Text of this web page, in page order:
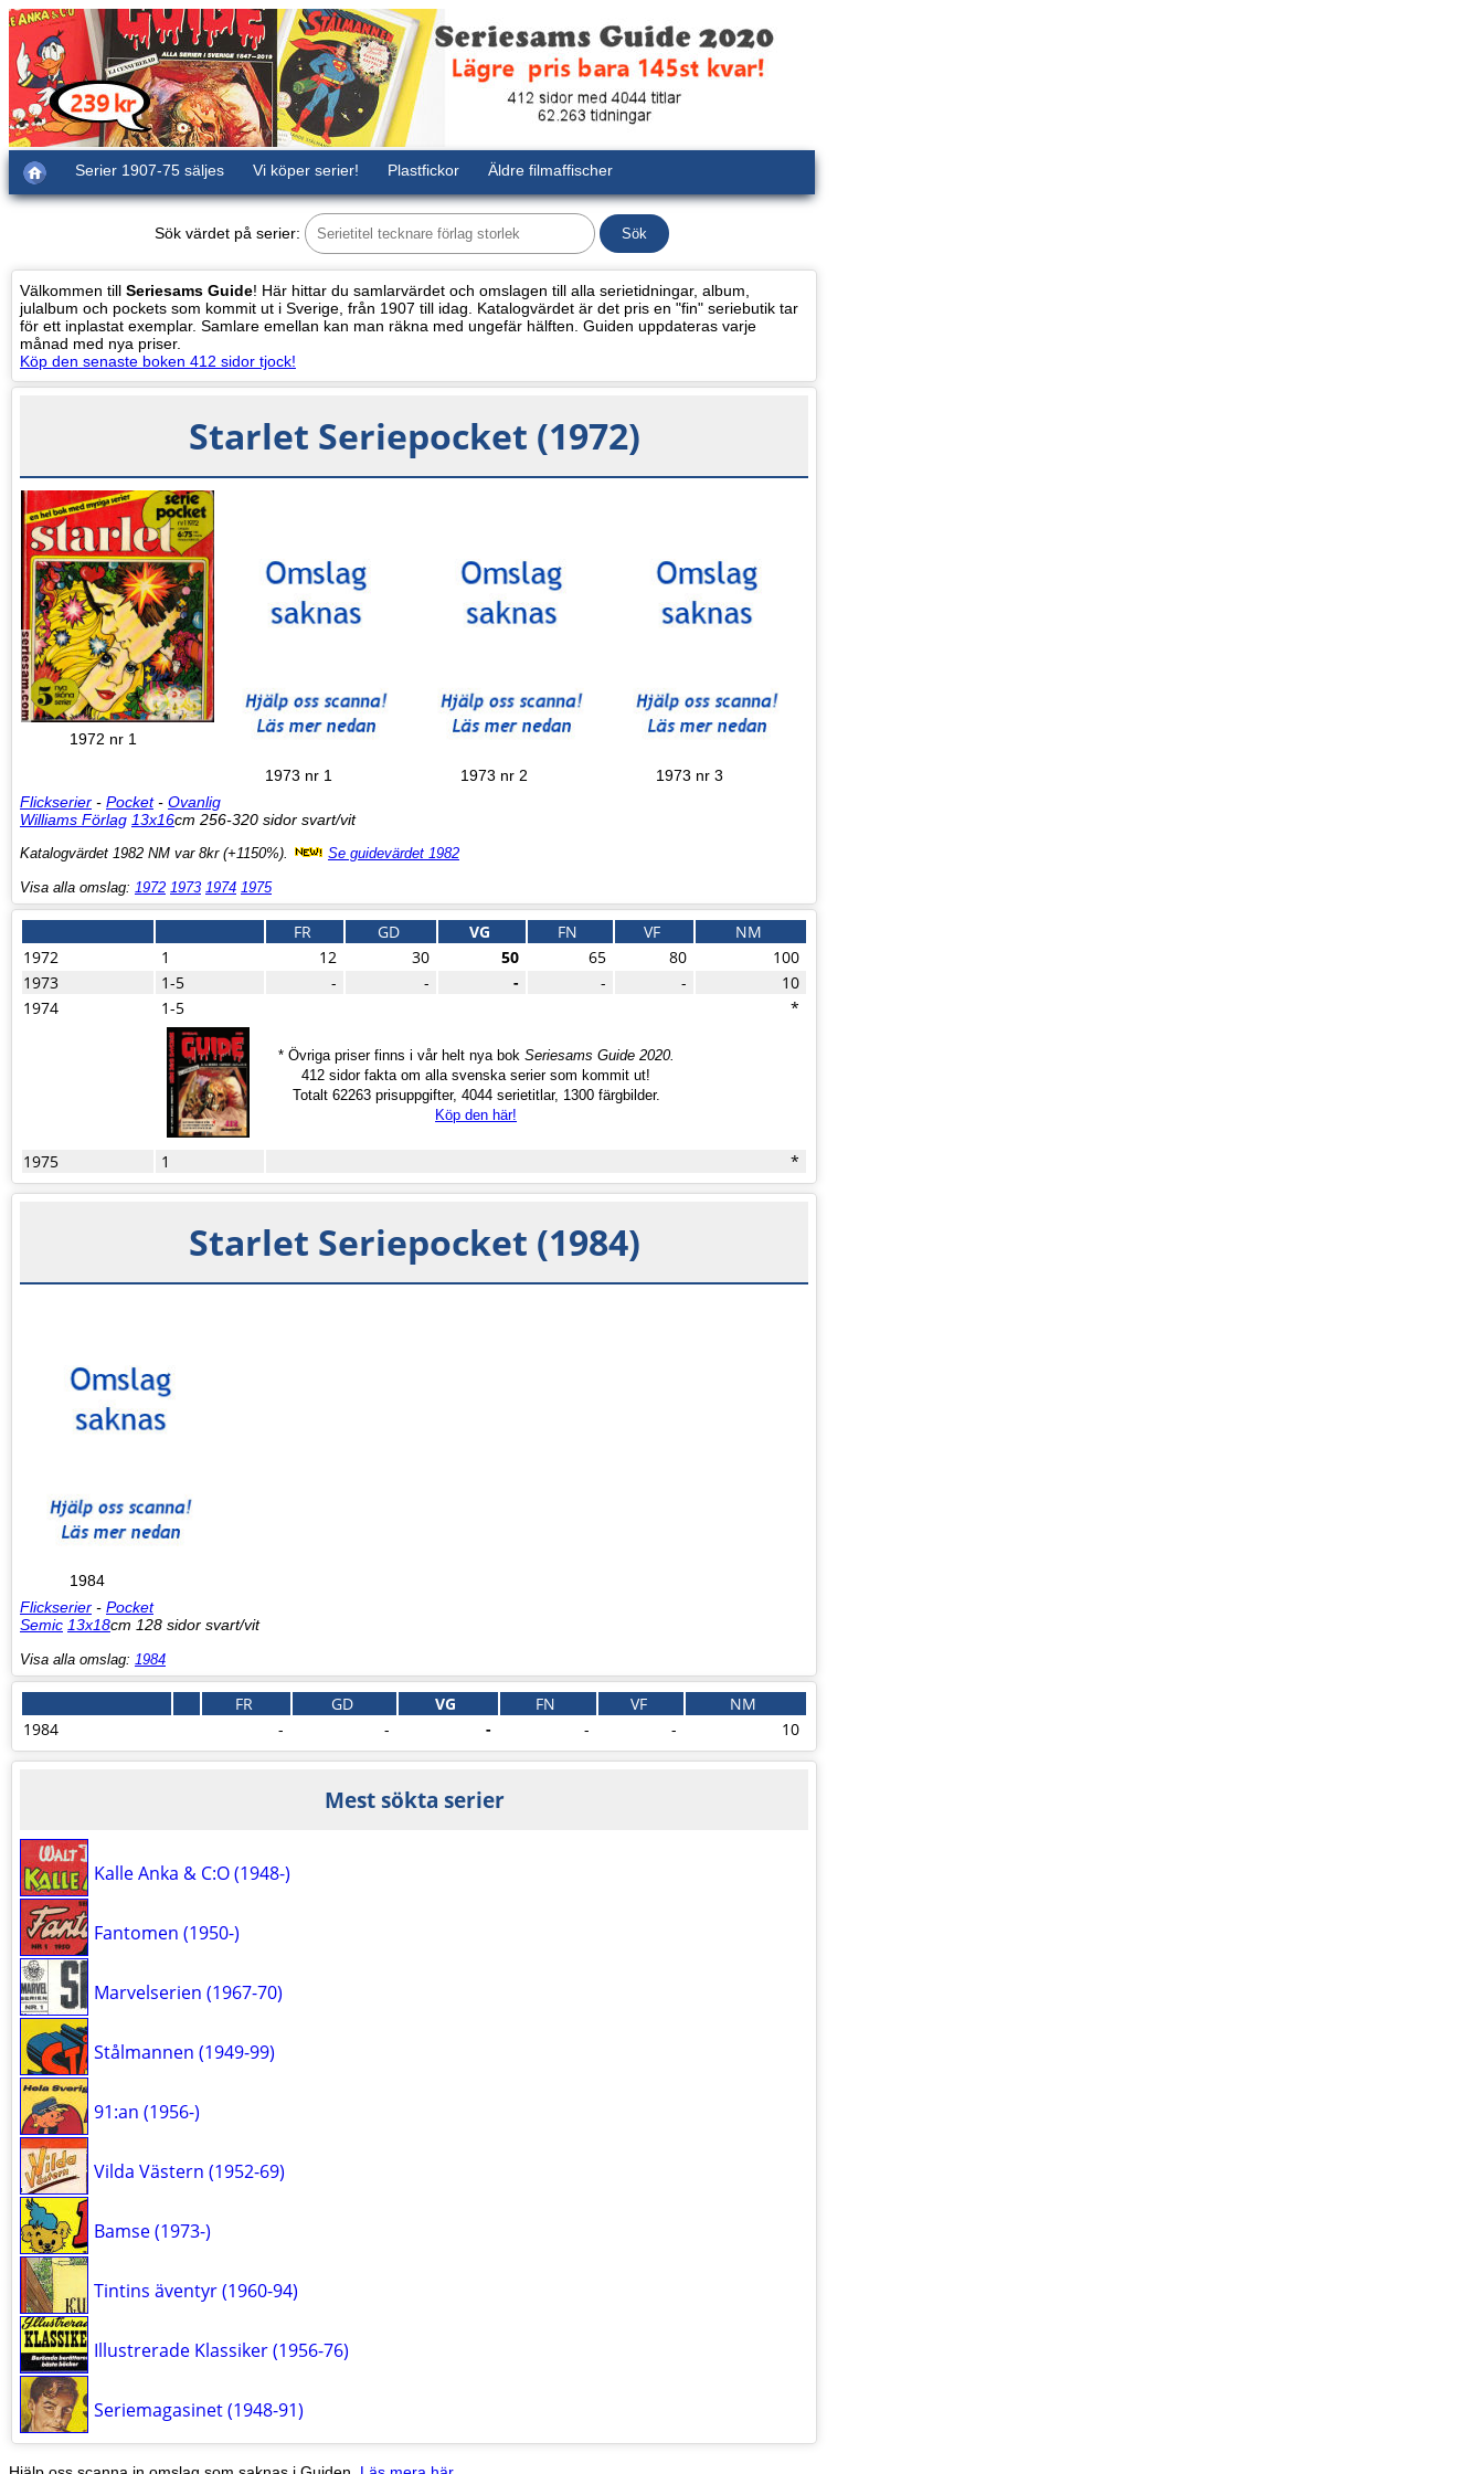
Serier 1907-75 säljes Vi köper serier! Plastfickor Äldre filmaffischer
Sök värdet på serier:
Välkommen till Seriesams Guide! Här hittar du samlarvärdet och omslagen till alla serietidningar, album,
julalbum och pockets som kommit ut i Sverige, från 1907 till idag. Katalogvärdet är det pris en "fin" seriebutik tar
för ett inplastat exemplar. Samlare emellan kan man räkna med ungefär hälften. Guiden uppdateras varje
månad med nya priser.
Köp den senaste boken 412 sidor tjock!
Starlet Seriepocket (1972)
1972 nr 1
1973 nr 1 1973 nr 2
1973 nr 3
Flickserier - Pocket- Ovanlig
Williams Förlag 13x16cm 256-320 sidor svart/vit
Katalogvärdet 1982 NM var 8kr (+1150%). Se guidevärdet 1982
Visa alla omslag: 1972 1973 1974 1975
FR GD VG FN VF
NM
1972
1 12 30 50 65 80
100
1973
1-5 - - - - -
10
1974
1-5 *
* Övriga priser finns i vår helt nya bok Seriesams Guide 2020.
412 sidor fakta om alla svenska serier som kommit ut!
Totalt 62263 prisuppgifter, 4044 serietitlar, 1300 färgbilder.
Köp den här!
1975 1 *
Starlet Seriepocket (1984)
1984
Flickserier - Pocket
Semic 13x18cm 128 sidor svart/vit
Visa alla omslag: 1984
FR GD VG FN VF
NM
1984
- - - - - 10
Mest sökta serier
Kalle Anka & C:O (1948-)
Fantomen (1950-)
Marvelserien (1967-70)
Stålmannen (1949-99)
91:an (1956-)
Vilda Västern (1952-69)
Bamse (1973-)
Tintins äventyr (1960-94)
Illustrerade Klassiker (1956-76)
Seriemagasinet (1948-91)